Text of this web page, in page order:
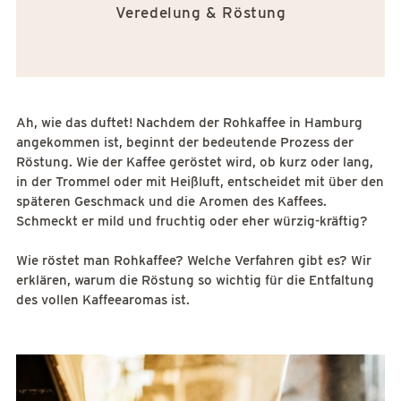
Veredelung & Röstung
Ah, wie das duftet! Nachdem der Rohkaffee in Hamburg
angekommen ist, beginnt der bedeutende Prozess der
Röstung. Wie der Kaffee geröstet wird, ob kurz oder lang,
in der Trommel oder mit Heißluft, entscheidet mit über den
späteren Geschmack und die Aromen des Kaffees.
Schmeckt er mild und fruchtig oder eher würzig-kräftig?
Wie röstet man Rohkaffee? Welche Verfahren gibt es? Wir
erklären, warum die Röstung so wichtig für die Entfaltung
des vollen Kaffeearomas ist.